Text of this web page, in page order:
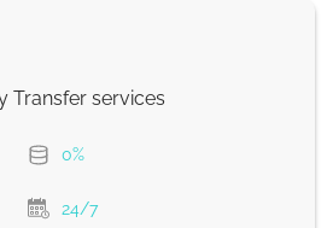
0%
Transfer services
0%
24/7